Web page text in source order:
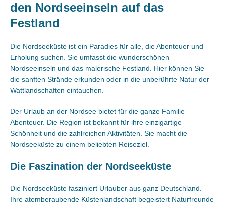
den Nordseeinseln auf das
Festland
Die Nordseeküste ist ein Paradies für alle, die Abenteuer und
Erholung suchen. Sie umfasst die wunderschönen
Nordseeinseln und das malerische Festland. Hier können Sie
die sanften Strände erkunden oder in die unberührte Natur der
Wattlandschaften eintauchen.
Der Urlaub an der Nordsee bietet für die ganze Familie
Abenteuer. Die Region ist bekannt für ihre einzigartige
Schönheit und die zahlreichen Aktivitäten. Sie macht die
Nordseeküste zu einem beliebten Reiseziel.
Die Faszination der Nordseeküste
Die Nordseeküste fasziniert Urlauber aus ganz Deutschland.
Ihre atemberaubende Küstenlandschaft begeistert Naturfreunde